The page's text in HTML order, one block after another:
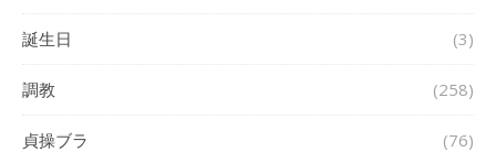
誕生日 (3)
調教 (258)
貞操ブラ (76)